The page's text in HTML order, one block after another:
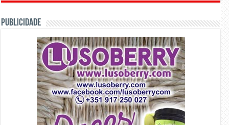
PUBLICIDADE